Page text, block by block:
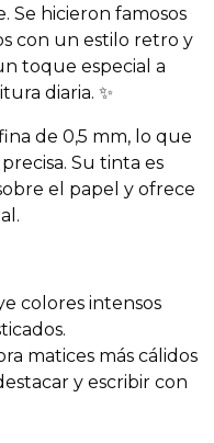
hicieron famosos
con un estilo retro y
toque especial a
diaria. ✨
de 0,5 mm, lo que
Su tinta es
el papel y ofrece
colores intensos
matices más cálidos
y escribir con